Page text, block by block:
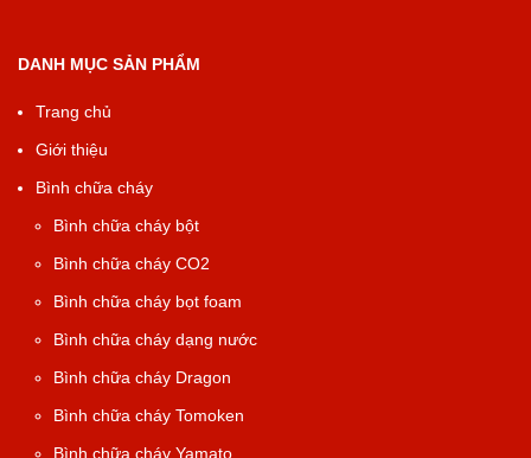
DANH MỤC SẢN PHẨM
Trang chủ
Giới thiệu
Bình chữa cháy
Bình chữa cháy bột
Bình chữa cháy CO2
Bình chữa cháy bọt foam
Bình chữa cháy dạng nước
Bình chữa cháy Dragon
Bình chữa cháy Tomoken
Bình chữa cháy Yamato